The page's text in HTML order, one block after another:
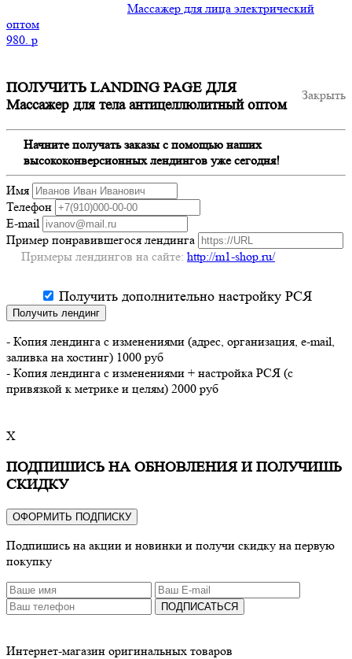
Массажер для лица электрический
оптом
980. p
Закрыть
ПОЛУЧИТЬ LANDING PAGE ДЛЯ
Массажер для тела антицеллюлитный оптом
Начните получать заказы с помощью наших
высококонверсионных лендингов уже сегодня!
Имя
Телефон
E-mail
Пример понравившегося лендинга
Примеры лендингов на сайте: http://m1-shop.ru/
Получить дополнительно настройку РСЯ
Получить лендинг
- Копия лендинга с изменениями (адрес, организация, e-mail,
заливка на хостинг) 1000 руб
- Копия лендинга с изменениями + настройка РСЯ (с
привязкой к метрике и целям) 2000 руб
X
ПОДПИШИСЬ НА ОБНОВЛЕНИЯ И ПОЛУЧИШЬ
СКИДКУ
ОФОРМИТЬ ПОДПИСКУ
Подпишись на акции и новинки и получи скидку на первую
покупку
ПОДПИСАТЬСЯ
Интернет-магазин оригинальных товаров